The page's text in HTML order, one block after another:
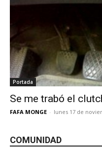
Portada
Se me trabó el
FAFA MONGE - lunes 17 de
COMUNIDAD